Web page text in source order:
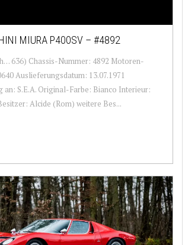
MIURA P400SV – #4892
636) Chassis-Nummer: 4892 Motoren-
Auslieferungsdatum: 13.07.1971
an: S.E.A. Original-Farbe: Bianco Interieur:
Alcide (Rom) weitere Bes...